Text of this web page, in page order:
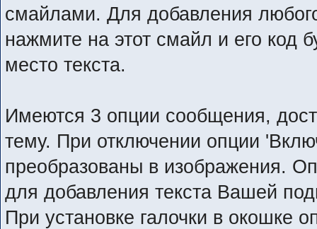
смайлами. Для добавления
нажмите на этот смайл и его код
место текста.
Имеются 3 опции сообщения,
тему. При отключении опции
преобразованы в изображения.
для добавления текста Вашей
При установке галочки в окошке